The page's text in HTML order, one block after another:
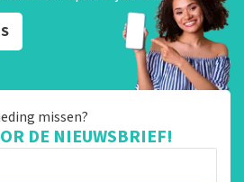
missen?
DE NIEUWSBRIEF!